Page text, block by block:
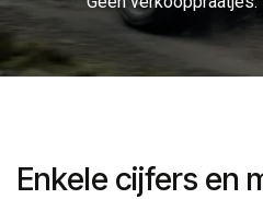
Enkele cijfers en